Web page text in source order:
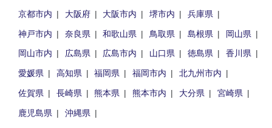
京都市内
大阪府 大阪市内 堺市内
兵庫県
神戸市内
奈良県 和歌山県 鳥取県 島根県
岡山県
岡山市内
広島県 広島市内 山口県 徳島県
香川県
愛媛県
高知県 福岡県 福岡市内
北九州市内
佐賀県
長崎県 熊本県 熊本市内 大分県
宮崎県
鹿児島県
沖縄県